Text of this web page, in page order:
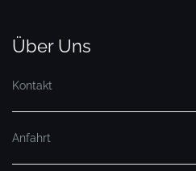
Über Uns
Kontakt
Anfahrt